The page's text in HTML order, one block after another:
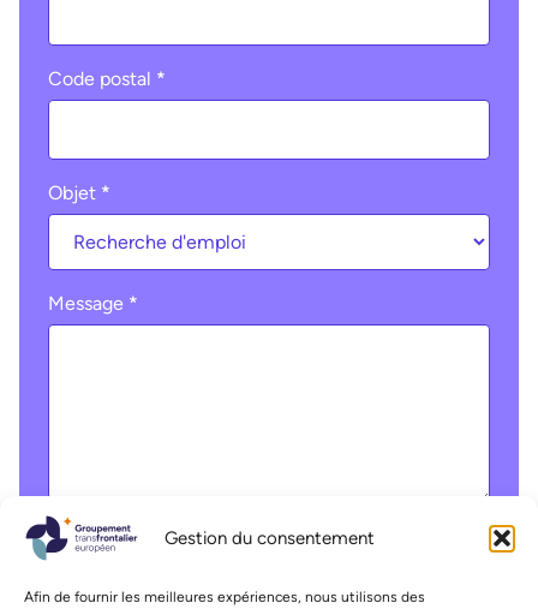
Gestion du consentement
Afin de fournir les meilleures expériences, nous utilisons des
Code postal *
Objet *
Message *
Liste déroulante